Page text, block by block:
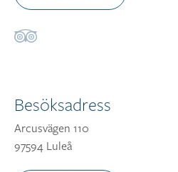
Besöksadress
Arcusvägen 110
97594 Luleå